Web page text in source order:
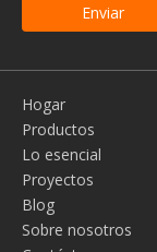
Enviar
Hogar
Productos
Lo esencial
Proyectos
Blog
Sobre nosotros